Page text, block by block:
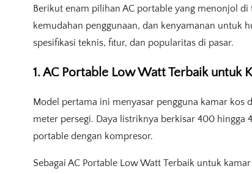
Berikut enam pilihan AC portable yang menonjol
kemudahan penggunaan, dan kenyamanan untuk
spesifikasi teknis, fitur, dan popularitas di pasar.
1. AC Portable Low Watt Terbaik untuk
Model pertama ini menyasar pengguna kamar kos
meter persegi. Daya listriknya berkisar 400
portable dengan kompresor.
Sebagai AC Portable Low Watt Terbaik untuk